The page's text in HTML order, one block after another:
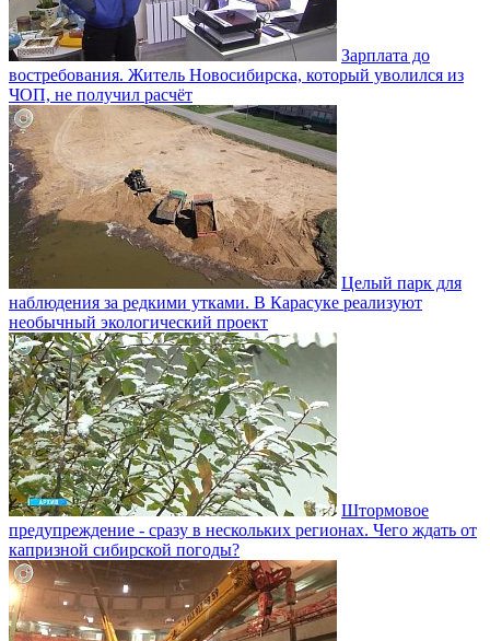
Зарплата до
востребования. Житель Новосибирска, который уволился из
ЧОП, не получил расчёт
Целый парк для
наблюдения за редкими утками. В Карасуке реализуют
необычный экологический проект
Штормовое
предупреждение - сразу в нескольких регионах. Чего ждать от
капризной сибирской погоды?